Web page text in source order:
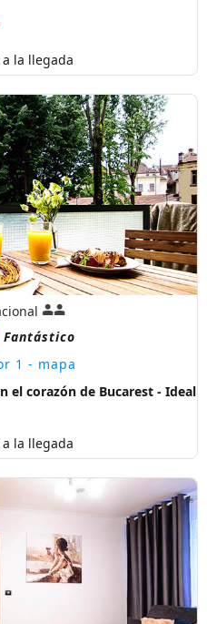
a la llegada
Fantástico
1 - mapa
el corazón de Bucarest - Ideal
a la llegada